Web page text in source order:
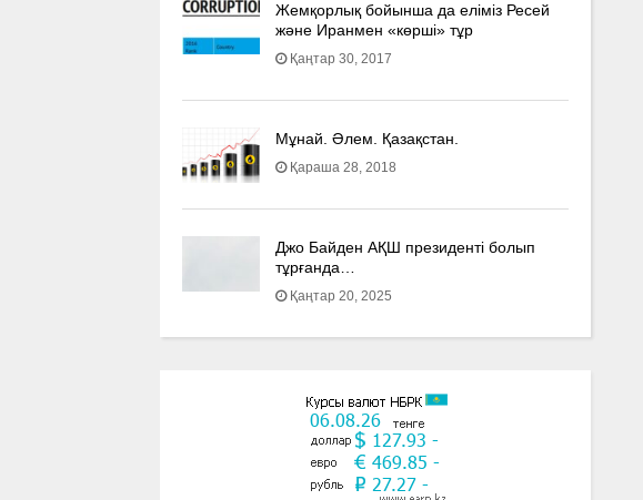
Жемқорлық бойынша да еліміз Ресей
және Иранмен «көрші» тұр
Қаңтар 30, 2017
Мұнай. Әлем. Қазақстан.
Қараша 28, 2018
Джо Байден АҚШ президенті болып
тұрғанда…
Қаңтар 20, 2025